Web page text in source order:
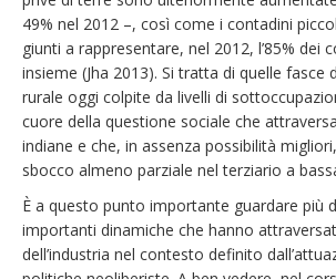
49% nel 2012 –, così come i contadini
giunti a rappresentare, nel 2012, l’85% dei
insieme (Jha 2013). Si tratta di quelle fasce
rurale oggi colpite da livelli di
cuore della questione sociale che
indiane e che, in assenza possibilità
sbocco almeno parziale nel terziario a
È a questo punto importante guardare più
importanti dinamiche che hanno
dell’industria nel contesto definito